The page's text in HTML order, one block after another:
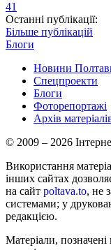
41
Останні публікації:
Більше публікацій
Блоги
Новини
Спецпроекти
Блоги
Фоторепортажі
Архів
© 2009 – 2026
Використання
інших сайтах
на сайт poltava.to, не
системами; у
редакцією.
Матеріали,